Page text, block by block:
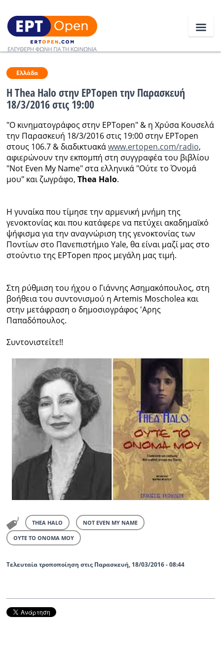
Ειδήσεις
Ελλάδα
Κοινωνία
Πολιτική
Οικονομία
Αθλητικά
Κόσμος
Ραδιόφωνο LIVE
Πολιτισμός
Ελλάδα
Η Thea Halo στην EΡΤopen την Παρασκευή
18/3/2016 στις 19:00
"Ο κινηματογράφος στην ΕΡΤopen" & η Χρύσα Κουσελά
την Παρασκευή 18/3/2016 στις 19:00 στην ΕΡΤopen
στους 106.7 & διαδικτυακάwww.ertopen.com/radio,
αφιερώνουν την εκπομπή στη συγγραφέα του βιβλίου
"Not Even My Name" στα ελληνικά "Ούτε το Όνομά
μου" και ζωγράφο, Thea Halo.
Η γυναίκα που τίμησε την αρμενική μνήμη της
γενοκτονίας και που κατάφερε να πετύχει ακαδημαϊκό
ψήφισμα για την αναγνώριση της γενοκτονίας των
Ποντίων στο Πανεπιστήμιο Yale, θα είναι μαζί μας στο
στούντιο της ΕΡΤopen προς μεγάλη μας τιμή.
Στη ρύθμιση του ήχου ο Γιάννης Ασημακόπουλος, στη
βοήθεια του συντονισμού η Artemis Moscholea και
στην μετάφραση ο δημοσιογράφος 'Αρης
Παπαδόπουλος.
Συντονιστείτε!!
THEA HALO NOT EVEN MY NAME
ΟΥΤΕ ΤΟ ΟΝΟΜΑ ΜΟΥ
Τελευταία τροποποίηση στις Παρασκευή, 18/03/2016 - 08:44